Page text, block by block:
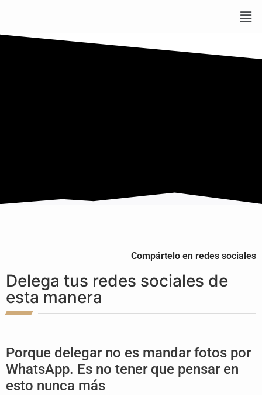
Compártelo en redes sociales
Delega tus redes sociales de
esta manera
Porque delegar no es mandar fotos por
WhatsApp. Es no tener que pensar en
esto nunca más